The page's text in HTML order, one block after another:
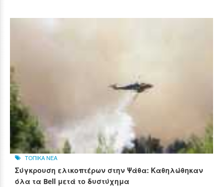
ΤΟΠΙΚΑ ΝΕΑ
Σύγκρουση ελικοπτέρων στην Ψάθα: Καθηλώθηκαν
όλα τα Bell μετά το δυστύχημα